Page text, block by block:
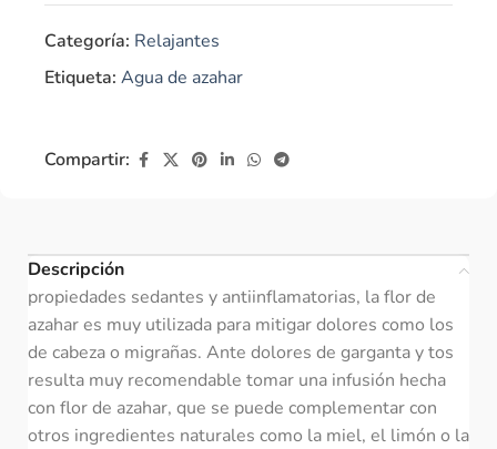
Categoría: Relajantes
Etiqueta: Agua de azahar
Compartir:
Descripción
propiedades sedantes y antiinflamatorias, la flor de
azahar es muy utilizada para mitigar dolores como los
de cabeza o migrañas. Ante dolores de garganta y tos
resulta muy recomendable tomar una infusión hecha
con flor de azahar, que se puede complementar con
otros ingredientes naturales como la miel, el limón o la